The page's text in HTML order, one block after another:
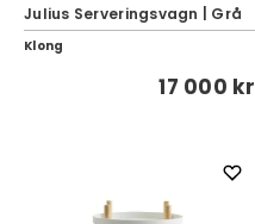
Julius Serveringsvagn | Grå
Klong
17 000 kr